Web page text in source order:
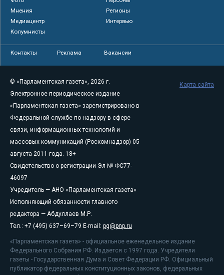
Мнения
Регионы
Медиацентр
Интервью
Колумнисты
Контакты Реклама Вакансии
© «Парламентская газета», 2026 г.
Электронное периодическое издание
«Парламентская газета» зарегистрировано в
Федеральной службе по надзору в сфере
связи, информационных технологий и
массовых коммуникаций (Роскомнадзор) 05
августа 2011 года. 18+
Свидетельство о регистрации Эл № ФС77-
46097
Учредитель — АНО «Парламентская газета»
Исполняющий обязанности главного
редактора — Абдуллаев М.Р.
Тел.: +7 (495) 637–69–79 E-mail: pg@pnp.ru
«Парламентская газета» - официальное еженедельное издание
Федерального Собрания РФ. Издается с 1997 года. Учредители
газеты - Государственная Дума и Совет Федерации РФ. Официальный
публикатор федеральных конституционных законов, федеральных
Карта сайта